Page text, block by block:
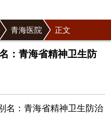
青海医院 正文
：青海省精神卫生防
名：青海省精神卫生防治